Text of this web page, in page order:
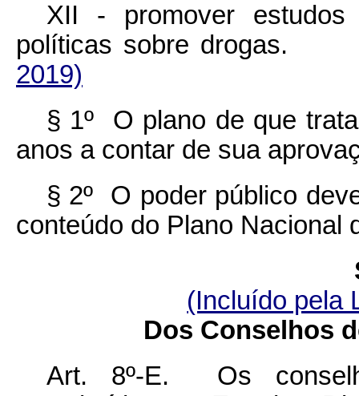
XII - promover
políticas sobre
2019)
§ 1º O plano de que
anos a contar de sua
§ 2º O poder público
conteúdo do Plano Nacional
(Incluído pela
Dos Conselhos
Art. 8º-E. Os